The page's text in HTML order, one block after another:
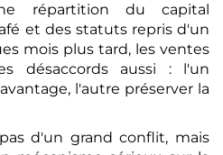
répartition du capital
et des statuts repris d'un
mois plus tard, les ventes
désaccords aussi : l'un
l'autre préserver la
d'un grand conflit, mais